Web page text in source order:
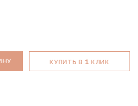
КУПИТЬ В 1 КЛИК